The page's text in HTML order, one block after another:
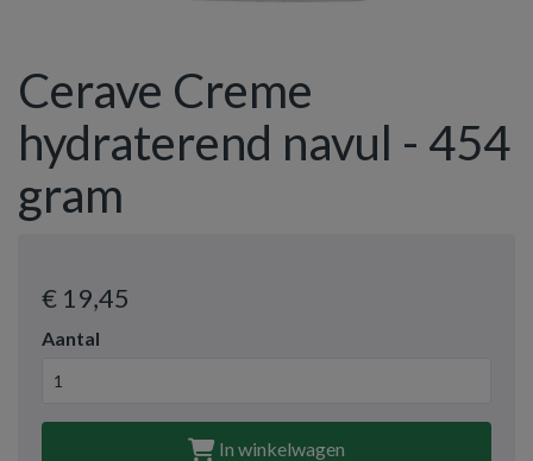
Cerave Creme
hydraterend navul - 454
gram
€ 19,45
Aantal
In winkelwagen